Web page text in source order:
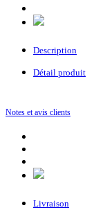
Description
Détail produit
Notes et avis clients
Livraison